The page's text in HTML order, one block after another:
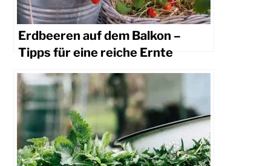
Erdbeeren auf dem Balkon –
Tipps für eine reiche Ernte